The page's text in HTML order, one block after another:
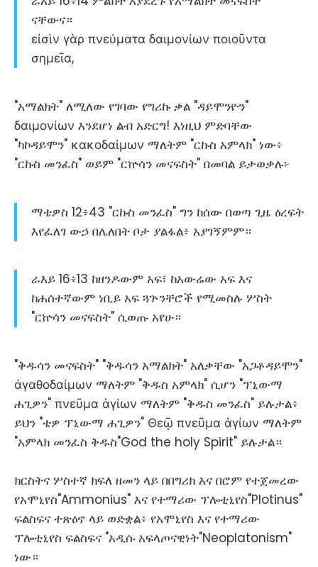
ናቸውና።
εἰσὶν γὰρ πνεύματα δαιμονίων ποιοῦντα
σημεῖα,
"አማልክት" ለሚለው የገባው የግሪኩ ቃል "ዳይሞንዮን"
δαιμονίων እንደሆነ ልብ አድርግ! እነዚህ ምድባቸው
"ካኮዳይሞን" κακοδαίμων ማለትም "ርኩስ አምላክ" ነው፥
"ርኩስ መንፈስ" ወይም "ርኵሳን መናፍስት" በመባል ይታወቃሉ፦
ማቴዎስ 12፥43 "ርኩስ መንፈስ" ግን ከሰው በወጣ ጊዜ ዕረፍት
እየፈለገ ውኃ በሌለበት ቦታ ያልፋል፥ አያገኝምም።
ራእይ 16፥13 ከዘንዶውም አፍ፣ ከአውሬው አፍ እና
ከሐሰተኛውም ነቢይ አፍ ጓጕንቸሮች የሚመስሉ ሦስት
"ርኵሳን መናፍስት" ሲወጡ አየሁ።
"ቅዱሳን መናፍስት" "ቅዱሳን አማልክት" አለቃቸው "አጋቶዳይሞን"
ἀγαθοδαίμων ማለትም "ቅዱስ አምላክ" ሲሆን "ፕኒውማ
ሐጊዎን" πνεῦμα ἁγίων ማለትም "ቅዱስ መንፈስ" ይሉታል፥
ይህን "ቴዎ ፕኒውማ ሐጊዎን" Θεῷ πνεῦμα ἁγίων ማለትም
"አምላክ መንፈስ ቅዱስ"God the holy Spirit" ይሉታል።
ክርስትና ሦስተኛ ክፍለ ዘመን ላይ በበግሪክ እና በሮም የተጀመረው
የአሞኒየስ"Ammonius" እና የተማሪው ፕሎቲኒየስ"Plotinus"
ፍልስፍና ተጽዕኖ ላይ ወድቋል፥ የአሞኒየስ እና የተማሪው
ፕሎቲኒየስ ፍልስፍና "አዲሱ አፍላጦናዊነት"Neoplatonism"
ነው።